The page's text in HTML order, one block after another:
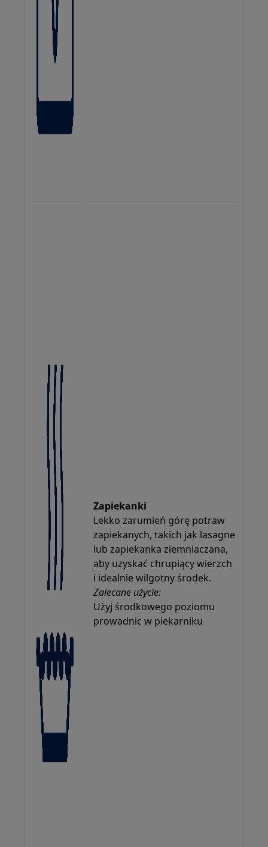
Zapiekanki
Lekko zarumień górę potraw
zapiekanych, takich jak lasagne
lub zapiekanka ziemniaczana,
aby uzyskać chrupiący wierzch
i idealnie wilgotny środek.
Zalecane użycie:
Użyj środkowego poziomu
prowadnic w piekarniku